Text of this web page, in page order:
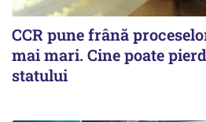
CCR pune frână
mai mari. Cine poate
statului